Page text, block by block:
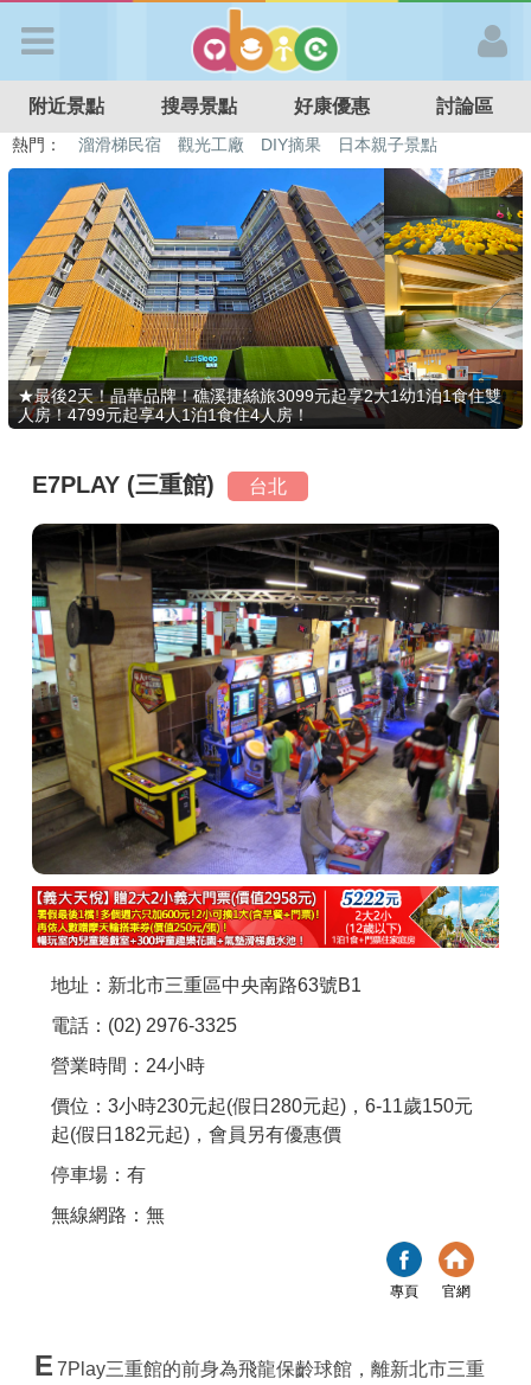
APP登入
首 頁
搜尋景點
好康優惠
最新消息
最新留言
商家合作
推薦景點
討論區
聯絡我們
APP下載
附近景點 搜尋景點 好康優惠 討論區
熱門： 溜滑梯民宿 觀光工廠 DIY摘果
日本親子景點
特色遊戲場
親子住房優惠 台北親子餐廳 溫泉泡湯SPA
★最後2天！晶華品牌！礁溪捷絲旅3099元起享2大1幼1泊1食住雙
人房！4799元起享4人1泊1食住4人房！
E7PLAY (三重館) 台北
地址：新北市三重區中央南路63號B1
電話：(02) 2976-3325
營業時間：24小時
價位：3小時230元起(假日280元起)，6-11歲150元
起(假日182元起)，會員另有優惠價
停車場：有
無線網路：無
專頁 官網
E 7Play三重館的前身為飛龍保齡球館，離新北市三重